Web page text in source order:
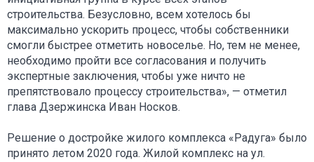
строительства. Безусловно, всем хотелось бы
максимально ускорить процесс, чтобы собственники
смогли быстрее отметить новоселье. Но, тем не менее,
необходимо пройти все согласования и получить
экспертные заключения, чтобы уже ничто не
препятствовало процессу строительства», — отметил
глава Дзержинска Иван Носков.
Решение о достройке жилого комплекса «Радуга» было
принято летом 2020 года. Жилой комплекс на ул.